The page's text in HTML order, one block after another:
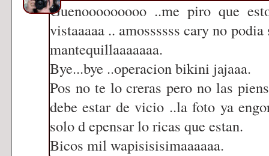
Guenooooooooo ..me piro que
vistaaaaa .. amossssss cary no
mantequillaaaaaaa.
Bye...bye ..operacion bikini jajaaa.
Pos no te lo creras pero no las
debe estar de vicio ..la foto ya
solo d epensar lo ricas que estan.
Bicos mil wapisisisimaaaaaa.